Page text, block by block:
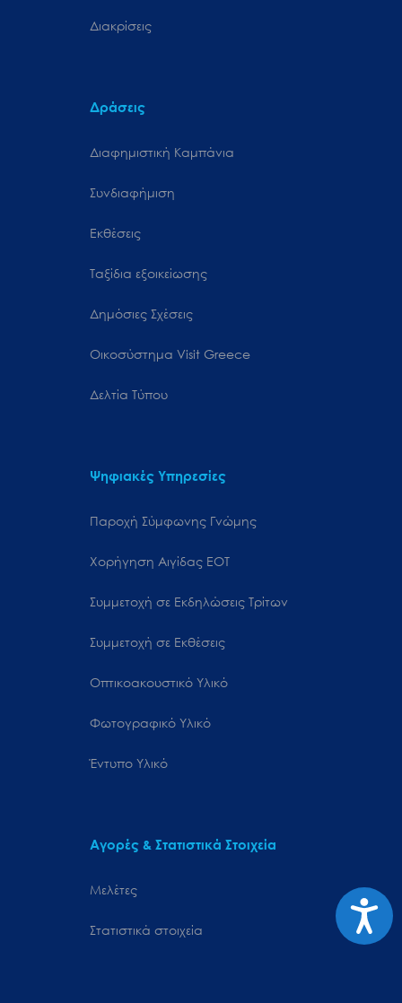
Διακρίσεις
Δράσεις
Διαφημιστική Καμπάνια
Συνδιαφήμιση
Εκθέσεις
Ταξίδια εξοικείωσης
Δημόσιες Σχέσεις
Oικοσύστημα Visit Greece
Δελτία Τύπου
Ψηφιακές Υπηρεσίες
Παροχή Σύμφωνης Γνώμης
Χορήγηση Αιγίδας ΕΟΤ
Συμμετοχή σε Εκδηλώσεις Τρίτων
Συμμετοχή σε Εκθέσεις
Οπτικοακουστικό Υλικό
Φωτογραφικό Υλικό
Έντυπο Υλικό
Αγορές & Στατιστικά Στοιχεία
Μελέτες
Στατιστικά στοιχεία